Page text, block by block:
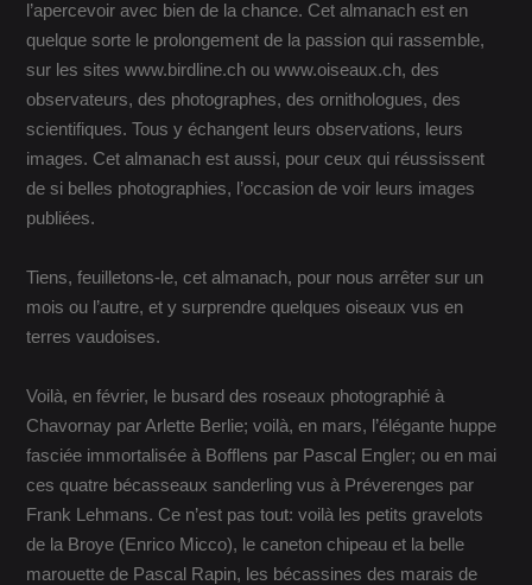
l’apercevoir avec bien de la chance. Cet almanach est en
quelque sorte le prolongement de la passion qui rassemble,
sur les sites www.birdline.ch ou www.oiseaux.ch, des
observateurs, des photographes, des ornithologues, des
scientifiques. Tous y échangent leurs observations, leurs
images. Cet almanach est aussi, pour ceux qui réussissent
de si belles photographies, l’occasion de voir leurs images
publiées.
Tiens, feuilletons-le, cet almanach, pour nous arrêter sur un
mois ou l’autre, et y surprendre quelques oiseaux vus en
terres vaudoises.
Voilà, en février, le busard des roseaux photographié à
Chavornay par Arlette Berlie; voilà, en mars, l’élégante huppe
fasciée immortalisée à Bofflens par Pascal Engler; ou en mai
ces quatre bécasseaux sanderling vus à Préverenges par
Frank Lehmans. Ce n’est pas tout: voilà les petits gravelots
de la Broye (Enrico Micco), le caneton chipeau et la belle
marouette de Pascal Rapin, les bécassines des marais de